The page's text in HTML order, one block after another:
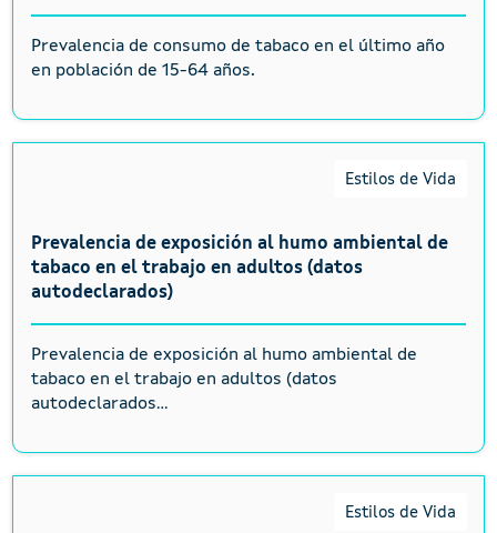
Prevalencia de consumo de tabaco en el último año
en población de 15-64 años.
Estilos de Vida
Prevalencia de exposición al humo ambiental de
tabaco en el trabajo en adultos (datos
autodeclarados)
Prevalencia de exposición al humo ambiental de
tabaco en el trabajo en adultos (datos
autodeclarados...
Estilos de Vida